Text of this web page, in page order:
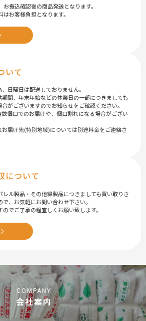
振込確認後の商品発送となります。
お客様負担となります。
いて
日曜日は配送しておりません。
間、年末年始などの休業日の一部につきましても
がございますのでお知らせをご確認ください。
数個口でのお届けや、個口割れになる場合がござい
届け先(特別地域)については別途料金をご連絡さ
について
レル製品・その他綿製品につきましても買い取りさ
、お気軽にお問い合わせ下さい。
でご了承の程宜しくお願い致します。
COMPANY
会社案内